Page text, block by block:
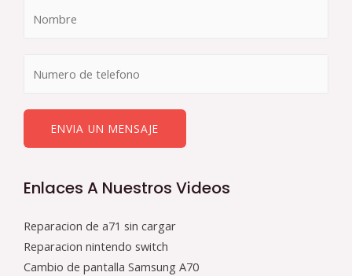
ENVIA UN MENSAJE
Enlaces A Nuestros Videos
Reparacion de a71 sin cargar
Reparacion nintendo switch
Cambio de pantalla Samsung A70